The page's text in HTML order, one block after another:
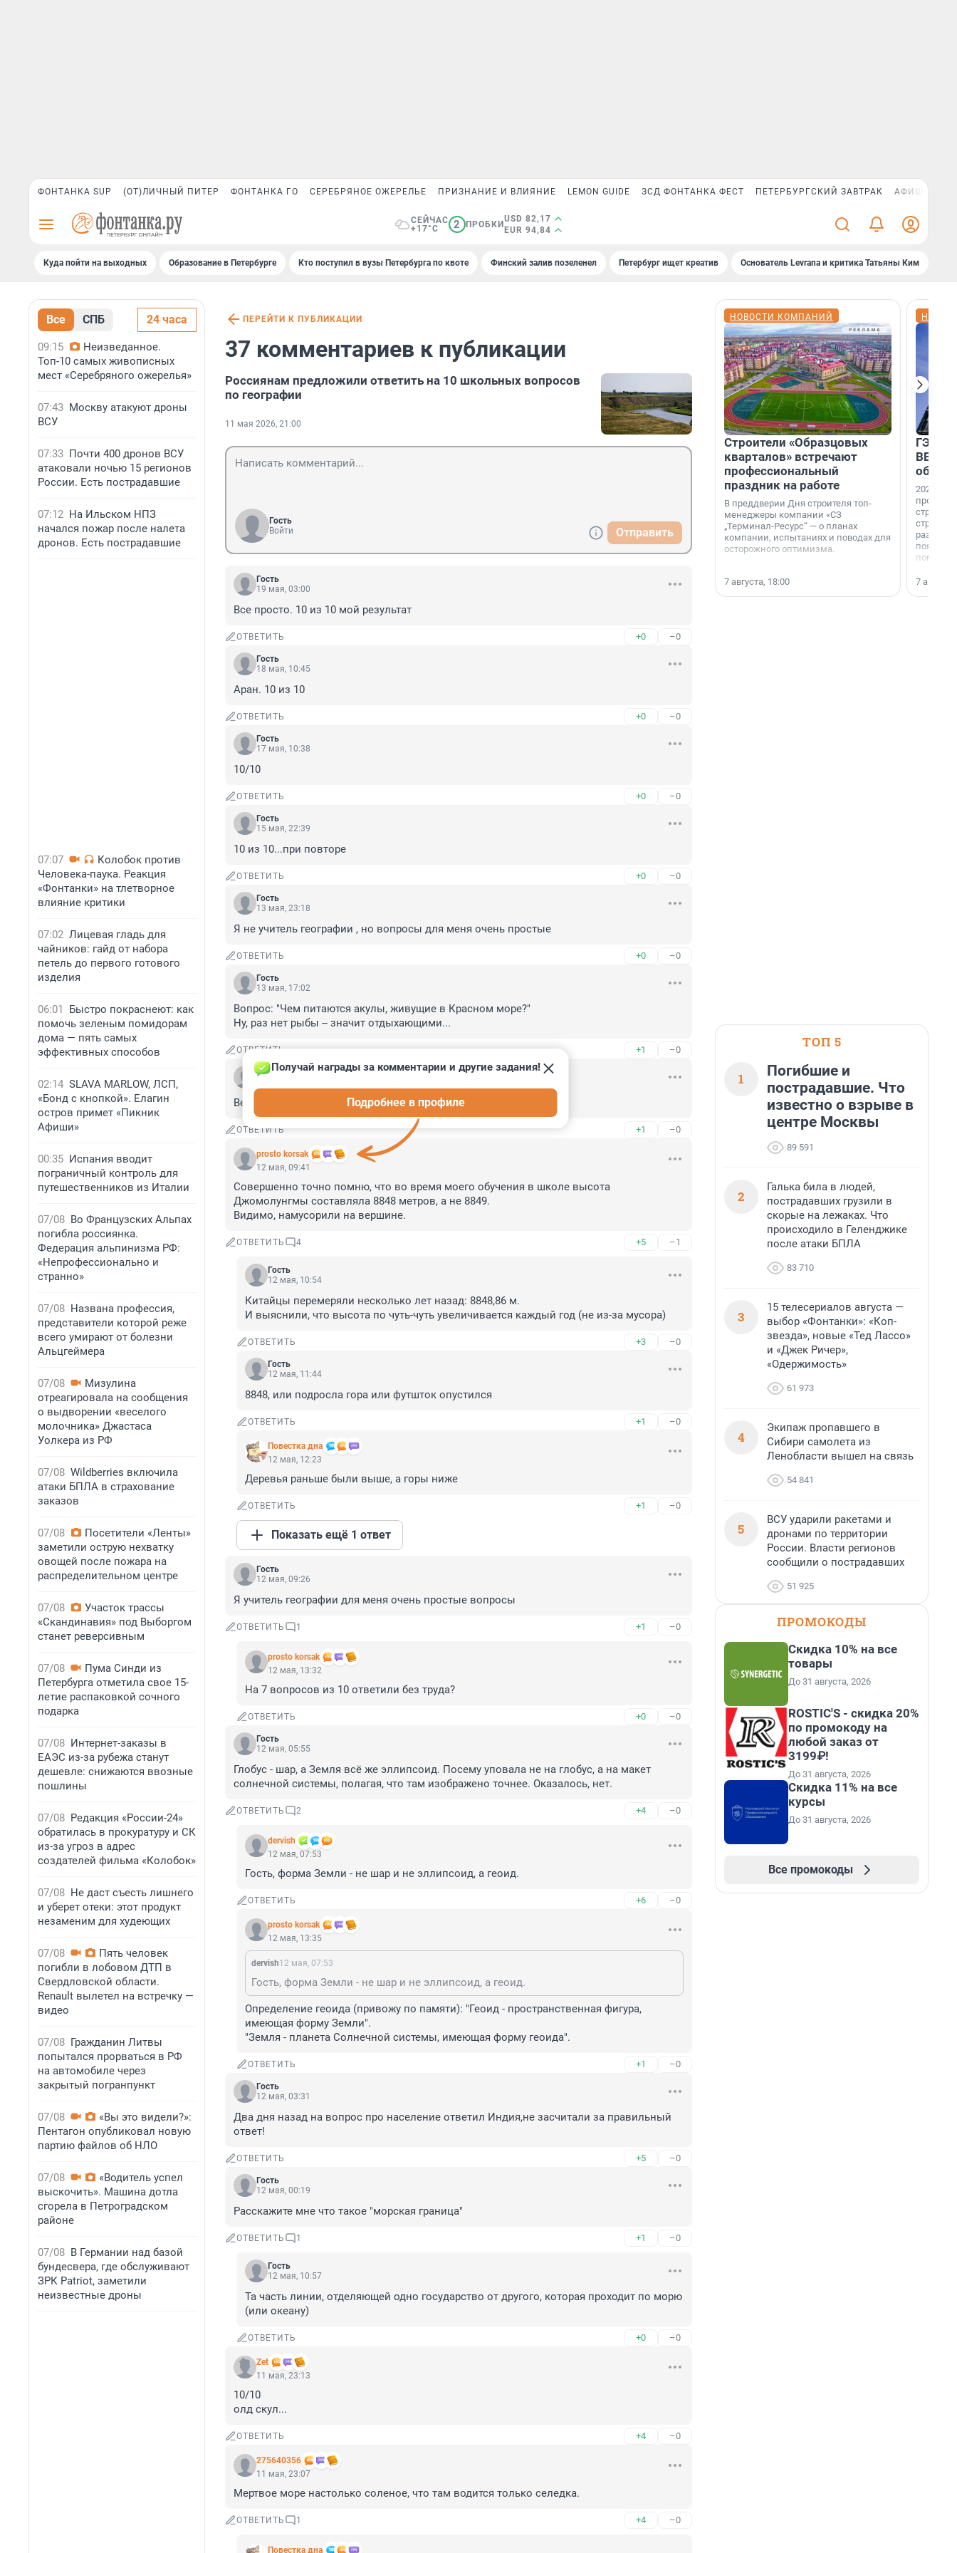
ФОНТАНКА SUP (ОТ)ЛИЧНЫЙ ПИТЕР ФОНТАНКА ГО СЕРЕБРЯНОЕ ОЖЕРЕЛЬЕ ПРИЗНАНИЕ И ВЛИЯНИЕ LEMON GUIDE ЗСД ФОНТАНКА ФЕСТ ПЕТЕРБУРГСКИЙ ЗАВТРАК АФИША PLUS
СЕЙЧАС
+17°C
2 ПРОБКИ
USD 82,17
EUR 94,84
Куда пойти на выходных Образование в Петербурге Кто поступил в вузы Петербурга по квоте Финский залив позеленел Петербург ищет креатив Основатель Levrana и критика Татьяны Ким
Все СПБ 24 часа
09:15
Неизведанное.
Топ-10 самых живописных
мест «Серебряного ожерелья»
07:43 Москву атакуют дроны
ВСУ
07:33 Почти 400 дронов ВСУ
атаковали ночью 15 регионов
России. Есть пострадавшие
07:12 На Ильском НПЗ
начался пожар после налета
дронов. Есть пострадавшие
07:07
Колобок против
Человека-паука. Реакция
«Фонтанки» на тлетворное
влияние критики
07:02 Лицевая гладь для
чайников: гайд от набора
петель до первого готового
изделия
06:01
Быстро покраснеют: как
помочь зеленым помидорам
дома — пять самых
эффективных способов
02:14 SLAVA MARLOW, ЛСП,
«Бонд с кнопкой». Елагин
остров примет «Пикник
Афиши»
00:35 Испания вводит
пограничный контроль для
путешественников из Италии
07/08 Во Французских Альпах
погибла россиянка.
Федерация альпинизма РФ:
«Непрофессионально и
странно»
07/08 Названа профессия,
представители которой реже
всего умирают от болезни
Альцгеймера
07/08
Мизулина
отреагировала на сообщения
о выдворении «веселого
молочника» Джастаса
Уолкера из РФ
07/08 Wildberries включила
атаки БПЛА в страхование
заказов
07/08
Посетители «Ленты»
заметили острую нехватку
овощей после пожара на
распределительном центре
07/08
Участок трассы
«Скандинавия» под Выборгом
станет реверсивным
07/08
Пума Синди из
Петербурга отметила свое 15-
летие распаковкой сочного
подарка
07/08 Интернет-заказы в
ЕАЭС из-за рубежа станут
дешевле: снижаются ввозные
пошлины
07/08 Редакция «России-24»
обратилась в прокуратуру и СК
из-за угроз в адрес
создателей фильма «Колобок»
07/08 Не даст съесть лишнего
и уберет отеки: этот продукт
незаменим для худеющих
07/08
Пять человек
погибли в лобовом ДТП в
Свердловской области.
Renault вылетел на встречку —
видео
07/08 Гражданин Литвы
попытался прорваться в РФ
на автомобиле через
закрытый погранпункт
07/08
«Вы это видели?»:
Пентагон опубликовал новую
партию файлов об НЛО
07/08
«Водитель успел
выскочить». Машина дотла
сгорела в Петроградском
районе
07/08 В Германии над базой
бундесвера, где обслуживают
ЗРК Patriot, заметили
неизвестные дроны
ПЕРЕЙТИ К ПУБЛИКАЦИИ
37 комментариев к публикации
Россиянам предложили ответить на 10 школьных вопросов
по географии
11 мая 2026, 21:00
Гость
Войти
Отправить
Гость
19 мая, 03:00
Все просто. 10 из 10 мой результат
ОТВЕТИТЬ +0 –0
Гость
18 мая, 10:45
Аран. 10 из 10
ОТВЕТИТЬ +0 –0
Гость
17 мая, 10:38
10/10
ОТВЕТИТЬ +0 –0
Гость
15 мая, 22:39
10 из 10...при повторе
ОТВЕТИТЬ +0 –0
Гость
13 мая, 23:18
Я не учитель географии , но вопросы для меня очень простые
ОТВЕТИТЬ +0 –0
Гость
13 мая, 17:02
Вопрос: "Чем питаются акулы, живущие в Красном море?"
Ну, раз нет рыбы -- значит отдыхающими...
ОТВЕТИТЬ +1 –0
Гость
Венесуэлла, чтоб её...
ОТВЕТИТЬ +1 –0
prosto korsak
Получай награды за комментарии и другие задания!
Подробнее в профиле
12 мая, 09:41
Совершенно точно помню, что во время моего обучения в школе высота
Джомолунгмы составляла 8848 метров, а не 8849.
Видимо, намусорили на вершине.
ОТВЕТИТЬ 4 +5 –1
Гость
12 мая, 10:54
Китайцы перемеряли несколько лет назад: 8848,86 м.
И выяснили, что высота по чуть-чуть увеличивается каждый год (не из-за мусора)
ОТВЕТИТЬ +3 –0
Гость
12 мая, 11:44
8848, или подросла гора или футшток опустился
ОТВЕТИТЬ +1 –0
Повестка дна
12 мая, 12:23
Деревья раньше были выше, а горы ниже
ОТВЕТИТЬ +1 –0
Показать ещё 1 ответ
Гость
12 мая, 09:26
Я учитель географии для меня очень простые вопросы
ОТВЕТИТЬ 1 +1 –0
prosto korsak
12 мая, 13:32
На 7 вопросов из 10 ответили без труда?
ОТВЕТИТЬ +0 –0
Гость
12 мая, 05:55
Глобус - шар, а Земля всё же эллипсоид. Посему уповала не на глобус, а на макет
солнечной системы, полагая, что там изображено точнее. Оказалось, нет.
ОТВЕТИТЬ 2 +4 –0
dervish
12 мая, 07:53
Гость, форма Земли - не шар и не эллипсоид, а геоид.
ОТВЕТИТЬ +6 –0
prosto korsak
12 мая, 13:35
dervish12 мая, 07:53
Гость, форма Земли - не шар и не эллипсоид, а геоид.
Определение геоида (привожу по памяти): "Геоид - пространственная фигура,
имеющая форму Земли".
"Земля - планета Солнечной системы, имеющая форму геоида".
ОТВЕТИТЬ +1 –0
Гость
12 мая, 03:31
Два дня назад на вопрос про население ответил Индия,не засчитали за правильный
ответ!
ОТВЕТИТЬ +5 –0
Гость
12 мая, 00:19
Расскажите мне что такое "морская граница"
ОТВЕТИТЬ 1 +1 –0
Гость
12 мая, 10:57
Та часть линии, отделяющей одно государство от другого, которая проходит по морю
(или океану)
ОТВЕТИТЬ +0 –0
Zet
11 мая, 23:13
10/10
олд скул...
ОТВЕТИТЬ +4 –0
275640356
11 мая, 23:07
Мертвое море настолько соленое, что там водится только селедка.
ОТВЕТИТЬ 1 +4 –0
Повестка дна
НОВОСТИ КОМПАНИЙ
Строители «Образцовых
кварталов» встречают
профессиональный
праздник на работе
В преддверии Дня строителя топ-
менеджеры компании «СЗ
„Терминал-Ресурс“ — о планах
компании, испытаниях и поводах для
осторожного оптимизма.
7 августа, 18:00
ГЭС,
ВВП: в
об
2026-й —
раз. В
7
ТОП 5
1
Погибшие и
пострадавшие. Что
известно о взрыве в
центре Москвы
89 591
2
Галька била в людей,
пострадавших грузили в
скорые на лежаках. Что
происходило в Геленджике
после атаки БПЛА
83 710
3
15 телесериалов августа —
выбор «Фонтанки»: «Коп-
звезда», новые «Тед Лассо»
и «Джек Ричер»,
«Одержимость»
61 973
4
Экипаж пропавшего в
Сибири самолета из
Ленобласти вышел на связь
54 841
5
ВСУ ударили ракетами и
дронами по территории
России. Власти регионов
сообщили о пострадавших
51 925
ПРОМОКОДЫ
Скидка 10% на все
товары
До 31 августа, 2026
ROSTIC'S - скидка 20%
по промокоду на
любой заказ от
3199₽!
До 31 августа, 2026
Скидка 11% на все
курсы
До 31 августа, 2026
Все промокоды